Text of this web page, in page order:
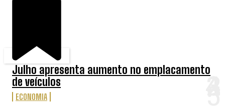
Julho apresenta aumento no emplacamento
de veículos
ECONOMIA